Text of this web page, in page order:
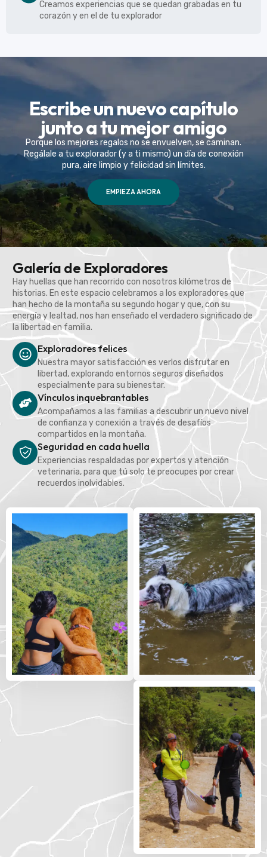
Creamos experiencias que se quedan grabadas en tu
corazón y en el de tu explorador
Escribe un nuevo capítulo
junto a tu mejor amigo
Porque los mejores regalos no se envuelven, se caminan.
Regálale a tu explorador (y a ti mismo) un día de conexión
pura, aire limpio y felicidad sin límites.
EMPIEZA AHORA
Galería de Exploradores
Hay huellas que han recorrido con nosotros kilómetros de
historias. En este espacio celebramos a los exploradores que
han hecho de la montaña su segundo hogar y que, con su
energía y lealtad, nos han enseñado el verdadero significado de
la libertad en familia.
Exploradores felices
Nuestra mayor satisfacción es verlos disfrutar en
libertad, explorando entornos seguros diseñados
especialmente para su bienestar.
Vínculos inquebrantables
Acompañamos a las familias a descubrir un nuevo nivel
de confianza y conexión a través de desafíos
compartidos en la montaña.
Seguridad en cada huella
Experiencias respaldadas por expertos y atención
veterinaria, para que tú solo te preocupes por crear
recuerdos inolvidables.